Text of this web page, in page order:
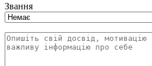
Звання